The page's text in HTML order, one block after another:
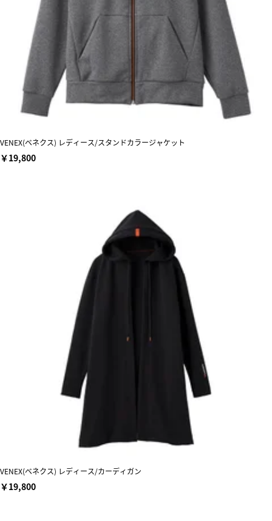
VENEX(ベネクス) レディース/スタンドカラージャケット
￥19,800
VENEX(ベネクス) レディース/カーディガン
￥19,800